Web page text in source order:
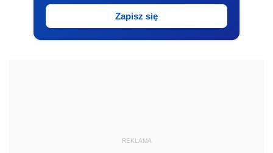
Zapisz się
REKLAMA